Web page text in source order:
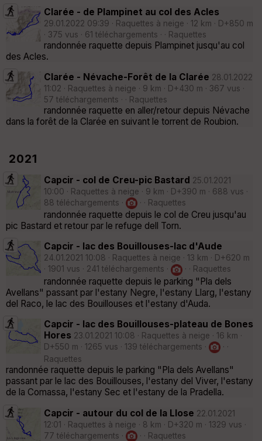
Clarée - de Plampinet au col des Acles
29.01.2022 09:39 · Raquettes à neige · 12 km · D+850 m
· 375 vus · 61 téléchargements · · Raquettes
randonnée raquette depuis Plampinet jusqu'au col
des Acles.
Clarée - Névache-Forêt de la Clarée 28.01.2022
11:02 · Raquettes à neige · 9 km · D+430 m · 367 vus ·
57 téléchargements · · Raquettes
randonnée raquette en aller/retour depuis Névache
dans la forêt de la Clarée en suivant le torrent de Roubion.
2021
Capcir - col de Creu-pic Bastard 25.01.2021
10:00 · Raquettes à neige · 9 km · D+390 m · 688 vus ·
88 téléchargements ·
· · Raquettes
randonnée raquette depuis le col de Creu jusqu'au
pic Bastard et retour par le refuge dell Torn.
Capcir - lac des Bouillouses-lac d'Aude
24.01.2021 10:08 · Raquettes à neige · 13 km · D+620 m
· 1901 vus · 241 téléchargements ·
· · Raquettes
randonnée raquette depuis le parking "Pla dels
Avellans" passant par l'estany Negre, l'estany Llarg, l'estany
del Raco, le lac des Bouillouses et l'estany d'Auda.
Capcir - lac des Bouillouses-plateau de Bones
Hores 23.01.2021 10:08 · Raquettes à neige · 16 km ·
D+550 m · 1265 vus · 139 téléchargements ·
· ·
Raquettes
randonnée raquette depuis le parking "Pla dels Avellans"
passant par le lac des Bouillouses, l'estany del Viver, l'estany
de la Comassa, l'estany Sec et l'estany de la Pradella.
Capcir - autour du col de la Llose 22.01.2021
12:01 · Raquettes à neige · 8 km · D+320 m · 1329 vus ·
77 téléchargements ·
· · Raquettes